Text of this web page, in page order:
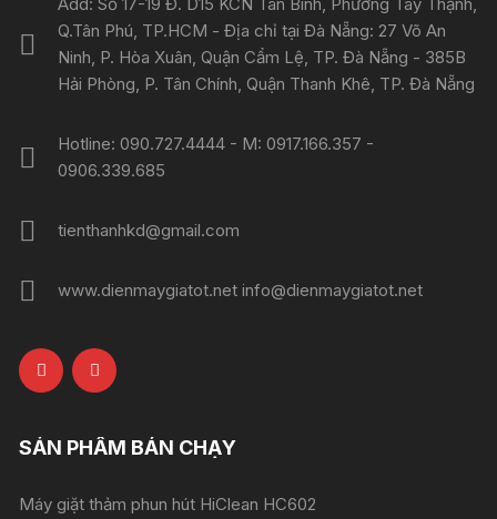
Q.Tân Phú, TP.HCM - Địa chỉ tại Đà Nẵng: 27 Võ An
Ninh, P. Hòa Xuân, Quận Cẩm Lệ, TP. Đà Nẵng - 385B
Hải Phòng, P. Tân Chính, Quận Thanh Khê, TP. Đà Nẵng
Hotline: 090.727.4444 - M: 0917.166.357 -
0906.339.685
tienthanhkd@gmail.com
www.dienmaygiatot.net info@dienmaygiatot.net
SẢN PHẨM BÁN CHẠY
Máy giặt thảm phun hút HiClean HC602